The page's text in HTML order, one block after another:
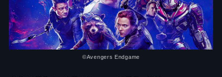
©︎Avengers Endgame